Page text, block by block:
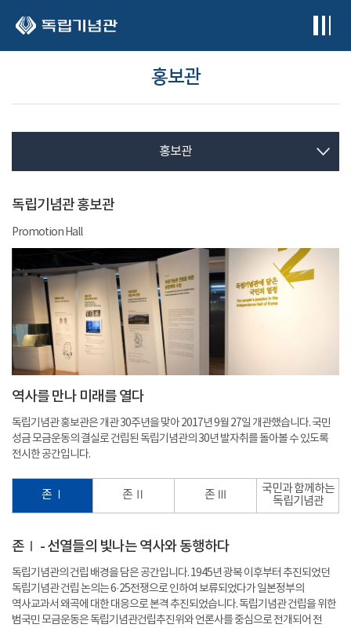
홍보관
홍보관
독립기념관 홍보관
Promotion Hall
역사를 만나 미래를 열다
독립기념관 홍보관은 개관 30주년을 맞아 2017년 9월 27일 개관했습니다. 국민
성금 모금운동의 결실로 건립된 독립기념관의 30년 발자취를 돌아볼 수 있도록
전시한 공간입니다.
존 Ⅰ 존 Ⅱ 존 Ⅲ
국민과 함께하는
독립기념관
존Ⅰ - 선열들의 빛나는 역사와 동행하다
독립기념관의 건립 배경을 담은 공간입니다. 1945년 광복 이후부터 추진되었던
독립기념관 건립 논의는 6·25전쟁으로 인하여 보류되었다가 일본정부의
역사교과서 왜곡에 대한 대응으로 본격 추진되었습니다. 독립기념관 건립을 위한
범국민 모금운동은 독립기념관건립추진위와 언론사를 중심으로 전개되어 전